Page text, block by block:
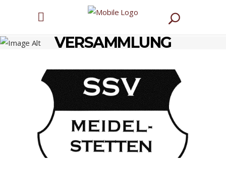
VERSAMMLUNG